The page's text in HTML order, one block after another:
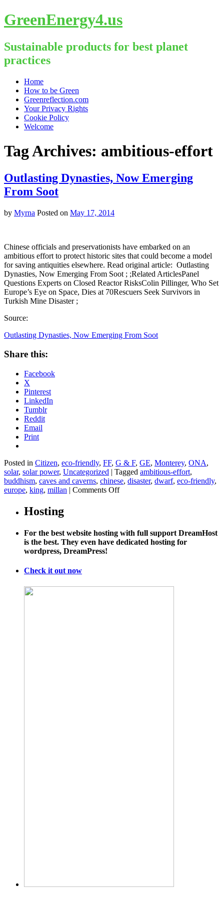
GreenEnergy4.us
Sustainable products for best planet
practices
Skip
content
Home
How to be Green
Greenreflection.com
Your Privacy Rights
Cookie Policy
Welcome
Tag Archives: ambitious-effort
Outlasting Dynasties, Now Emerging
From Soot
by Myrna Posted on May 17, 2014
Chinese officials and preservationists have embarked on an
ambitious effort to protect historic sites that could become a model
for saving antiquities elsewhere. Read original article: Outlasting
Dynasties, Now Emerging From Soot ; ;Related ArticlesPanel
Questions Experts on Closed Reactor RisksColin Pillinger, Who Set
Europe’s Eye on Space, Dies at 70Rescuers Seek Survivors in
Turkish Mine Disaster ;
Source:
Outlasting Dynasties, Now Emerging From Soot
Share this:
Facebook
X
Pinterest
LinkedIn
Tumblr
Reddit
Email
Print
Posted in Citizen, eco-friendly, FF, G & F, GE, Monterey, ONA,
solar, solar power, Uncategorized | Tagged ambitious-effort,
buddhism, caves and caverns, chinese, disaster, dwarf, eco-friendly,
europe, king, millan | Comments Offon
From
Soot
Hosting
For the best website hosting with full support DreamHost
is the best. They even have dedicated hosting for
wordpress, DreamPress!
Check it out now